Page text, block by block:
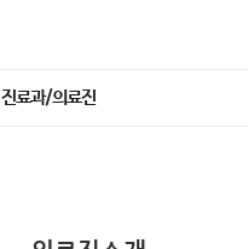
진료과/의료진